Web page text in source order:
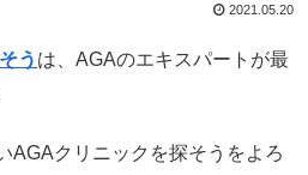
2021.05.20
う は、AGAのエキスパートが最
AGAクリニックを探そうをよろ